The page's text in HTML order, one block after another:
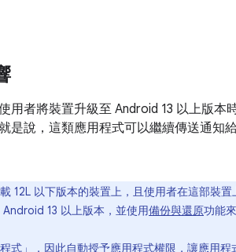
用者將裝置升級至 Android 13 以上版本
是說，這類應用程式可以繼續傳送通知
12L 以下版本的裝置上，且使用者在這部裝
13 以上版本，並使用備份與還原功能
」，因此自動授予應用程式權限，讓應用程